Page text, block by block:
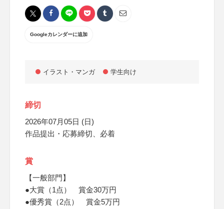
Googleカレンダーに追加
イラスト・マンガ 学生向け
締切
2026年07月05日 (日)
作品提出・応募締切、必着
賞
【一般部門】
●大賞（1点） 賞金30万円
●優秀賞（2点） 賞金5万円